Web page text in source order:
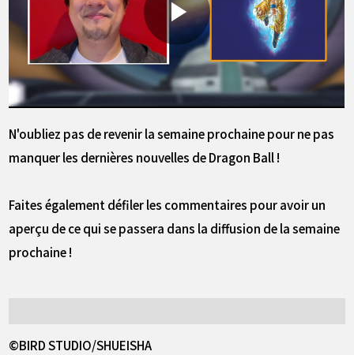
N'oubliez pas de revenir la semaine prochaine pour ne pas
manquer les dernières nouvelles de Dragon Ball !
Faites également défiler les commentaires pour avoir un
aperçu de ce qui se passera dans la diffusion de la semaine
prochaine !
©BIRD STUDIO/SHUEISHA